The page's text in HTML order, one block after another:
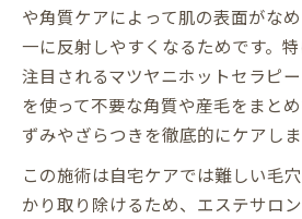
や角質ケアによって肌の表面がな
一に反射しやすくなるためです。
注目されるマツヤニホットセラピ
を使って不要な角質や産毛をまと
ずみやざらつきを徹底的にケアしま
この施術は自宅ケアでは難しい毛
かり取り除けるため、エステサロ